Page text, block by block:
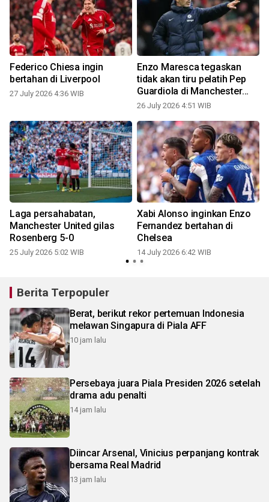
Federico Chiesa ingin
bertahan di Liverpool
27 July 2026 4:36 WIB
Enzo Maresca tegaskan
tidak akan tiru pelatih Pep
Guardiola di Manchester
City
26 July 2026 4:51 WIB
Laga persahabatan,
Manchester United gilas
Rosenberg 5-0
25 July 2026 5:02 WIB
Xabi Alonso inginkan Enzo
Fernandez bertahan di
Chelsea
14 July 2026 6:42 WIB
Berita Terpopuler
Berat, berikut rekor pertemuan Indonesia
melawan Singapura di Piala AFF
10 jam lalu
Persebaya juara Piala Presiden 2026 setelah
drama adu penalti
14 jam lalu
Diincar Arsenal, Vinicius perpanjang kontrak
bersama Real Madrid
13 jam lalu